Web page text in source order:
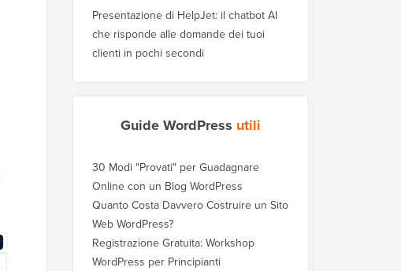
Presentazione di HelpJet: il chatbot AI
che risponde alle domande dei tuoi
clienti in pochi secondi
Guide WordPress utili
30 Modi "Provati" per Guadagnare
Online con un Blog WordPress
Quanto Costa Davvero Costruire un Sito
Web WordPress?
Registrazione Gratuita: Workshop
WordPress per Principianti